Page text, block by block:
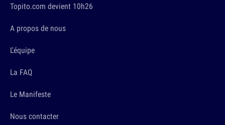
Topito.com devient 10h26
A propos de nous
L'équipe
La FAQ
Le Manifeste
Nous contacter